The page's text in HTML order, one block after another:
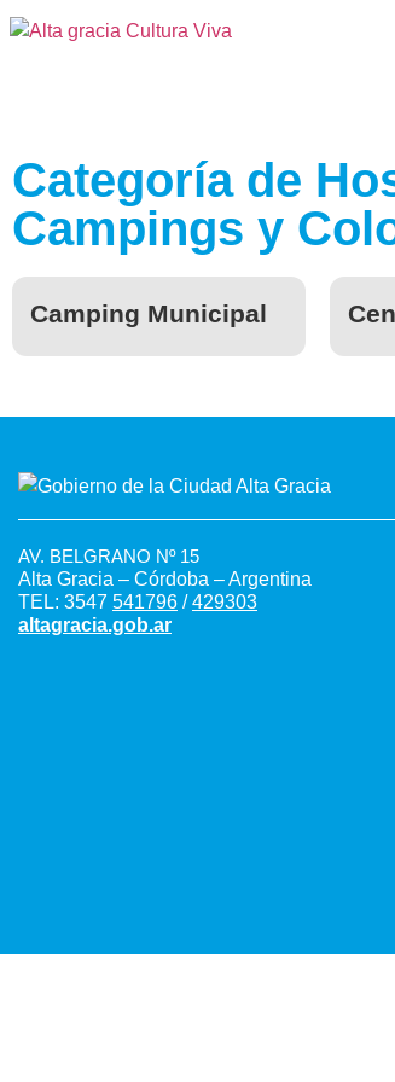
Categoría de
Campings y
Camping Municipal
AV. BELGRANO Nº 15
Alta Gracia – Córdoba – Argentina
TEL: 3547 541796 /429303
altagracia.gob.ar